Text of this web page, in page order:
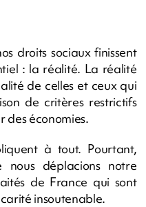
droits sociaux finissent
: la réalité. La réalité
de celles et ceux qui
de critères restrictifs
des économies.
à tout. Pourtant,
nous déplacions notre
de France qui sont
insoutenable.